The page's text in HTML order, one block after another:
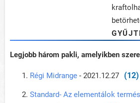
Legjobb három pakli, amelyikben
Régi Midrange - 2021.12.27 (12)
Standard- Az elementálok